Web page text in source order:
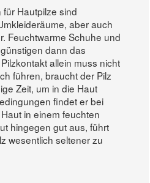
Hautpilze sind
aber auch
Feuchtwarme Schuhe und
dann das
allein muss nicht
führen, braucht der Pilz
Zeit, um in die Haut
findet er bei
in einem feuchten
hingegen gut aus, führt
wesentlich seltener zu